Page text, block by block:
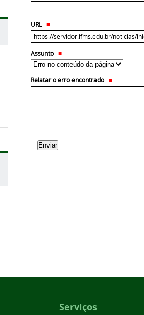
URL
Assunto
Relatar o erro encontrado
Serviços